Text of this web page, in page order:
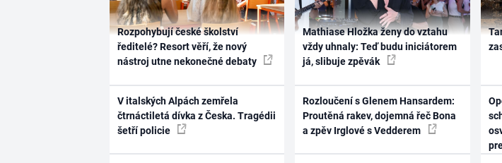
Rozpohybují české školství
ředitelé? Resort věří, že nový
nástroj utne nekonečné debaty
V italských Alpách zemřela
čtrnáctiletá dívka z Česka. Tragédii
šetří policie
Mathiase Hložka ženy do vztahu
vždy uhnaly: Teď budu iniciátorem
já, slibuje zpěvák
Rozloučení s Glenem Hansardem:
Proutěná rakev, dojemná řeč Bona
a zpěv Irglové s Vedderem